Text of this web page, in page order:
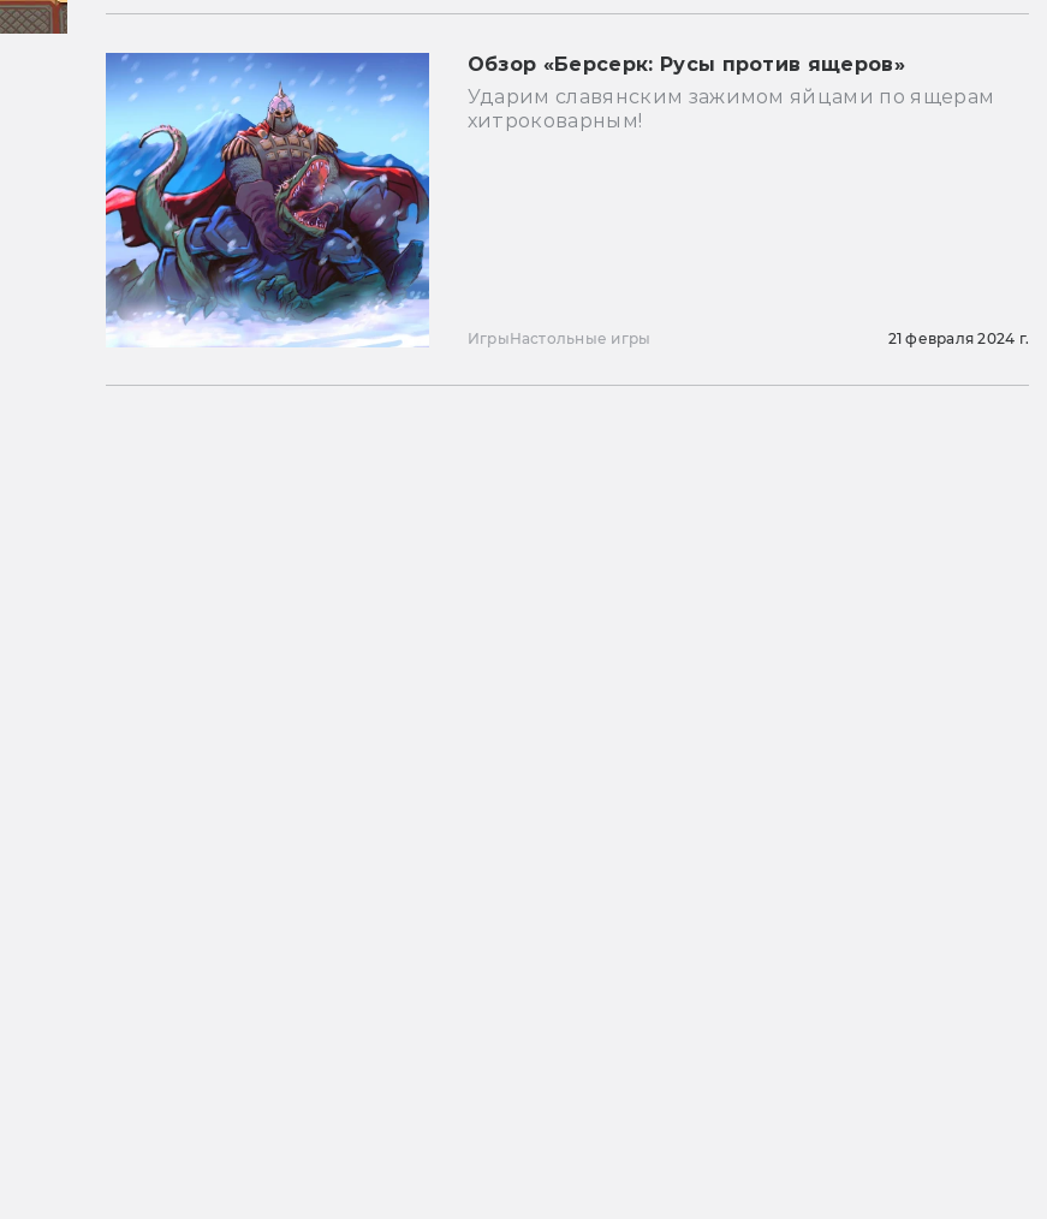
Обзор «Берсерк: Русы против ящеров»
Ударим славянским зажимом яйцами по ящерам
хитроковарным!
ИгрыНастольные игры 21 февраля 2024 г.